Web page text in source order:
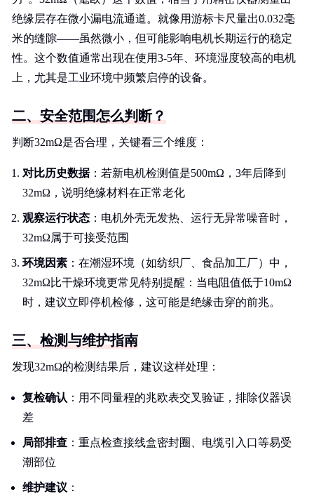
绝缘层存在微小漏电流通道。就像用游标卡尺量出0.032毫
米的缝隙——虽然微小，但可能影响电机长期运行的稳定
性。这个数值通常出现在使用3-5年、环境湿度较高的电机
上，尤其是工业环境中频繁启停的设备。
二、安全范围怎么判断？
判断32mΩ是否合理，关键看三个维度：
对比历史数据：若新电机检测值是500mΩ，3年后降到
32mΩ，说明绝缘材料在正常老化
观察运行状态 ：电机外壳无发热、运行无异常噪音时，
32mΩ属于可接受范围
环境因素 ：在潮湿环境（如纺织厂、食品加工厂）中，
32mΩ比干燥环境更常见特别提醒：当电阻值低于10mΩ
时，建议立即停机检修，这可能是绝缘击穿的前兆。
三、检测与维护指南
发现32mΩ的检测结果后，建议这样处理：
复检确认 ：用不同量程的兆欧表交叉验证，排除仪器误
差
局部排查 ：重点检查接线盒密封圈、电缆引入口等易受
潮部位
维护建议 ：